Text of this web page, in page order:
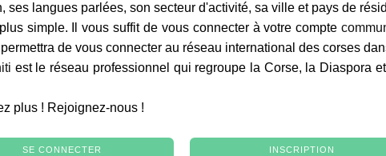
ses langues parlées, son secteur d'activité, sa ville et pays de
simple. Il vous suffit de vous connecter à votre compte
de vous connecter au réseau international des corses
est le réseau professionnel qui regroupe la Corse, la Diaspora
plus ! Rejoignez-nous !
SE CONNECTER INSCRIPTION